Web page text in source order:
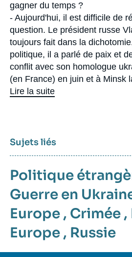
gagner du temps ?
- Aujourd'hui, il est difficile de
question. Le président russe
toujours fait dans la
politique, il a parlé de paix et
conflit avec son homologue
(en France) en juin et à Minsk
Lire la suite
Sujets liés
Politique
Guerre en
Europe , Crimée ,
Europe , Russie